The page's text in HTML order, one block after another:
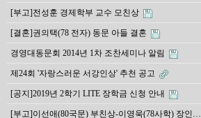
[부고]전성훈 경제학부 교수 모친상
[결혼]권의택(78 전자) 동문 아들 결혼
경영대동문회 2014년 1차 조찬세미나 알림
제24회 '자랑스러운 서강인상' 추천 공고
[공지]2019년 2학기 LITE 장학금 신청 안내
[부고]이선애(80국문) 부친상-이영욱(78사학) 장인…